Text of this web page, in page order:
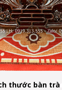
thước bàn trà